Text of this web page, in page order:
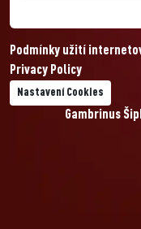
Podmínky užití
Privacy Policy
Nastavení Cookies
Gambrinus